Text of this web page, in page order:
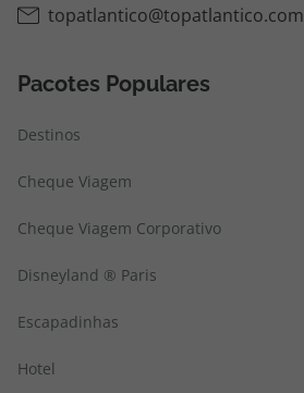
topatlantico@topatlantico.com
Pacotes Populares
Destinos
Cheque Viagem
Cheque Viagem Corporativo
Disneyland ® Paris
Escapadinhas
Hotel